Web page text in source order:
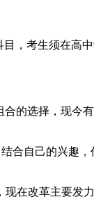
，考生须在高
的选择，现今
合自己的兴趣，
在改革主要发